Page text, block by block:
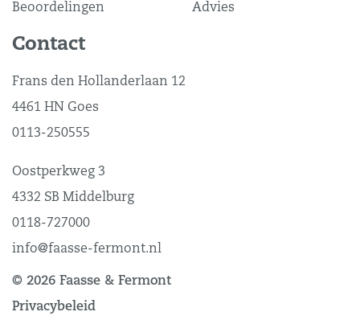
Beoordelingen
Advies
Contact
Frans den Hollanderlaan 12
4461 HN Goes
0113-250555
Oostperkweg 3
4332 SB Middelburg
0118-727000
info@faasse-fermont.nl
© 2026 Faasse & Fermont
Privacybeleid